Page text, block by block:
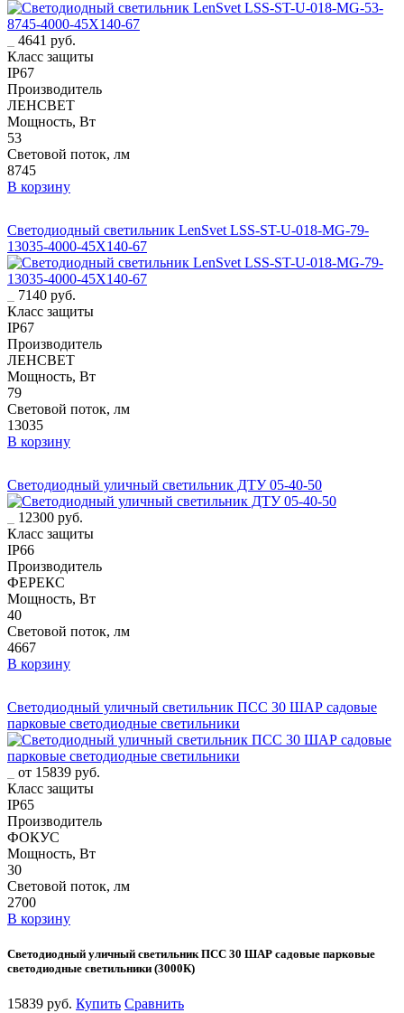
4641 руб.
Класс защиты
IP67
Производитель
ЛЕНСВЕТ
Мощность, Вт
53
Световой поток, лм
8745
В корзину
Светодиодный светильник LenSvet LSS-ST-U-018-MG-79-
13035-4000-45X140-67
7140 руб.
Класс защиты
IP67
Производитель
ЛЕНСВЕТ
Мощность, Вт
79
Световой поток, лм
13035
В корзину
Светодиодный уличный светильник ДТУ 05-40-50
12300 руб.
Класс защиты
IP66
Производитель
ФЕРЕКС
Мощность, Вт
40
Световой поток, лм
4667
В корзину
Светодиодный уличный светильник ПСС 30 ШАР садовые
парковые светодиодные светильники
от 15839 руб.
Класс защиты
IP65
Производитель
ФОКУС
Мощность, Вт
30
Световой поток, лм
2700
В корзину
Светодиодный уличный светильник ПСС 30 ШАР садовые парковые
светодиодные светильники (3000К)
15839 руб. Купить Сравнить